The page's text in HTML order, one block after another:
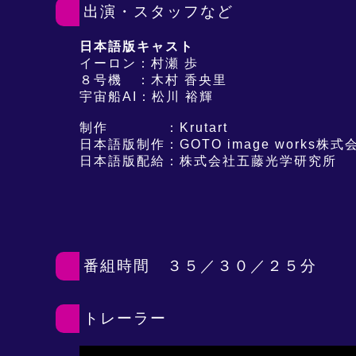
出演・スタッフなど
日本語版キャスト
イーロン：村瀬 歩
８号機 ：木村 香央里
宇宙船AI：松川 裕輝
制作 ：Krutart
日本語版制作：GOTO image works株式
日本語版配給：株式会社五藤光学研究所
番組時間 ３５／３０／２５分
トレーラー